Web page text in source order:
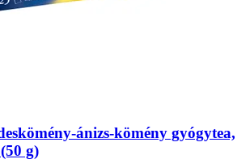
​ánizs-​kömény gyógytea,
g)